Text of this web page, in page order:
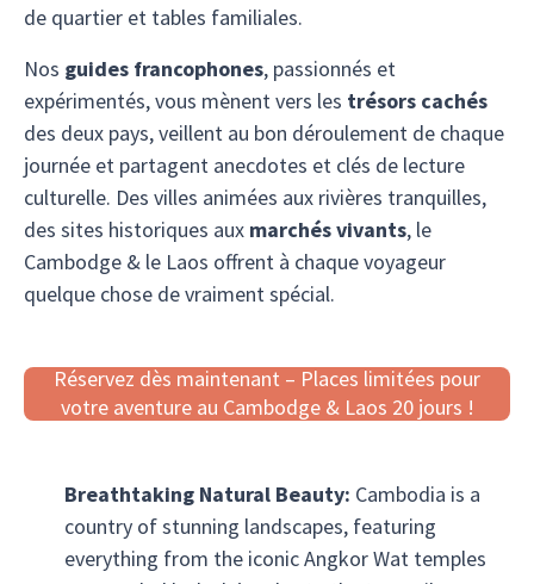
de quartier et tables familiales.
Nos guides francophones, passionnés et
expérimentés, vous mènent vers les trésors cachés
des deux pays, veillent au bon déroulement de chaque
journée et partagent anecdotes et clés de lecture
culturelle. Des villes animées aux rivières tranquilles,
des sites historiques aux marchés vivants, le
Cambodge & le Laos offrent à chaque voyageur
quelque chose de vraiment spécial.
Réservez dès maintenant – Places limitées pour
votre aventure au Cambodge & Laos 20 jours !
Breathtaking Natural Beauty: Cambodia is a
country of stunning landscapes, featuring
everything from the iconic Angkor Wat temples